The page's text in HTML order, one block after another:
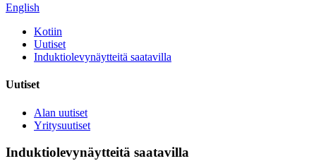
English
Kotiin
Uutiset
Induktiolevynäytteitä saatavilla
Uutiset
Alan uutiset
Yritysuutiset
Induktiolevynäytteitä saatavilla